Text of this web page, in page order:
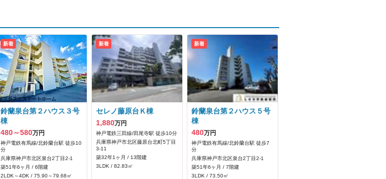
新着
鈴蘭泉台第２ハウス３号
棟
480～580万円
神戸電鉄有馬線/北鈴蘭台駅 徒歩10
分
兵庫県神戸市北区泉台2丁目2-1
築51年6ヶ月 / 6階建
2LDK～4DK / 75.90～79.68㎡
新着
セレノ藤原台Ｋ棟
1,880万円
神戸電鉄三田線/田尾寺駅 徒歩10分
兵庫県神戸市北区藤原台北町5丁目
3-11
築32年1ヶ月 / 13階建
3LDK / 82.83㎡
新着
鈴蘭泉台第２ハウス５号
棟
480万円
神戸電鉄有馬線/北鈴蘭台駅 徒歩7
分
兵庫県神戸市北区泉台2丁目2-1
築51年6ヶ月 / 7階建
3LDK / 73.50㎡